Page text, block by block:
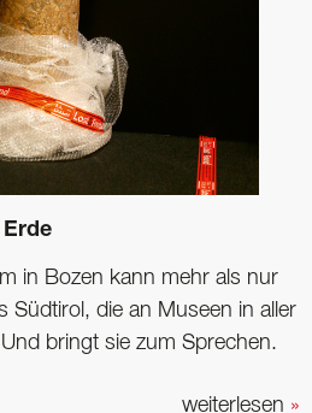
in Bozen kann mehr als nur
Südtirol, die an Museen in aller
bringt sie zum Sprechen.
weiterlesen »